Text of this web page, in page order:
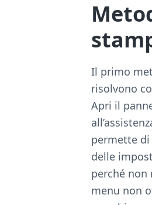
Il primo
risolvono
Apri il
permette
delle
perché non
menu non